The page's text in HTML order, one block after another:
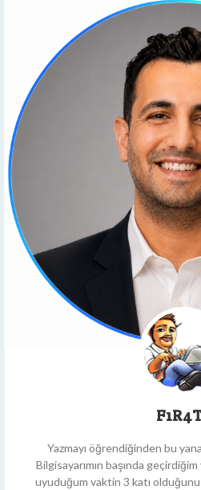
Yazmayı öğrendiğinden bu
Bilgisayarımın başında
uyuduğum vaktin 3 katı